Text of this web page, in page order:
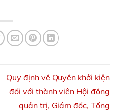
Quy định về Quyền khởi kiện
đối với thành viên Hội đồng
quản trị, Giám đốc, Tổng